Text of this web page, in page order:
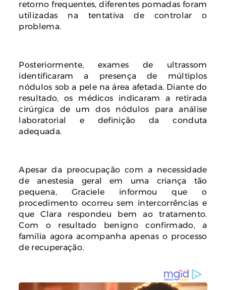
retorno frequentes, diferentes pomadas foram
utilizadas na tentativa de controlar o
problema.
Posteriormente, exames de ultrassom
identificaram a presença de múltiplos
nódulos sob a pele na área afetada. Diante do
resultado, os médicos indicaram a retirada
cirúrgica de um dos nódulos para análise
laboratorial e definição da conduta
adequada.
Apesar da preocupação com a necessidade
de anestesia geral em uma criança tão
pequena, Graciele informou que o
procedimento ocorreu sem intercorrências e
que Clara respondeu bem ao tratamento.
Com o resultado benigno confirmado, a
família agora acompanha apenas o processo
de recuperação.